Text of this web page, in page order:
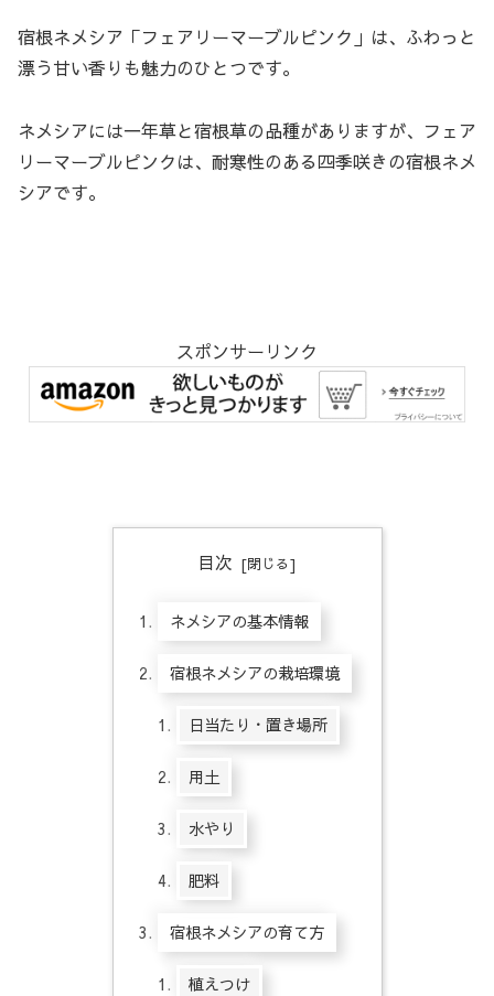
宿根ネメシア「フェアリーマーブルピンク」は、ふわっと
漂う甘い香りも魅力のひとつです。
ネメシアには一年草と宿根草の品種がありますが、フェア
リーマーブルピンクは、耐寒性のある四季咲きの宿根ネメ
シアです。
スポンサーリンク
目次
ネメシアの基本情報
宿根ネメシアの栽培環境
日当たり・置き場所
用土
水やり
肥料
宿根ネメシアの育て方
植えつけ